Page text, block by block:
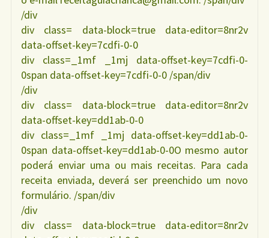
/div
div class= data-block=true data-editor=8nr2v
data-offset-key=7cdfi-0-0
div class=_1mf _1mj data-offset-key=7cdfi-0-
0span data-offset-key=7cdfi-0-0 /span/div
/div
div class= data-block=true data-editor=8nr2v
data-offset-key=dd1ab-0-0
div class=_1mf _1mj data-offset-key=dd1ab-0-
0span data-offset-key=dd1ab-0-0O mesmo autor
poderá enviar uma ou mais receitas. Para cada
receita enviada, deverá ser preenchido um novo
formulário. /span/div
/div
div class= data-block=true data-editor=8nr2v